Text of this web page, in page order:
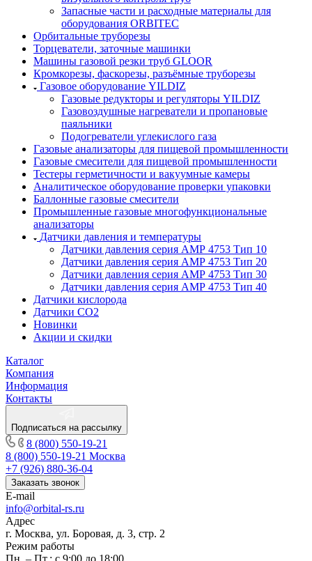
Запасные части и расходные материалы для
оборудования ORBITEC
Орбитальные труборезы
Торцеватели, заточные машинки
Машины газовой резки труб GLOOR
Кромкорезы, фаскорезы, разъёмные труборезы
Газовое оборудование YILDIZ
Газовые редукторы и регуляторы YILDIZ
Газовоздушные нагреватели и пропановые
паяльники
Подогреватели углекислого газа
Газовые анализаторы для пищевой промышленности
Газовые смесители для пищевой промышленности
Тестеры герметичности и вакуумные камеры
Аналитическое оборудование проверки упаковки
Баллонные газовые смесители
Промышленные газовые многофункциональные
анализаторы
Датчики давления и температуры
Датчики давления серия АМР 4753 Тип 10
Датчики давления серия АМР 4753 Тип 20
Датчики давления серия АМР 4753 Тип 30
Датчики давления серия АМР 4753 Тип 40
Датчики кислорода
Датчики CO2
Новинки
Акции и скидки
Каталог
Компания
Информация
Контакты
Подписаться на рассылку
8 (800) 550-19-21
8 (800) 550-19-21 Москва
+7 (926) 880-36-04
Заказать звонок
E-mail
info@orbital-rs.ru
Адрес
г. Москва, ул. Боровая, д. 3, стр. 2
Режим работы
Пн. – Пт.: с 9:00 до 18:00